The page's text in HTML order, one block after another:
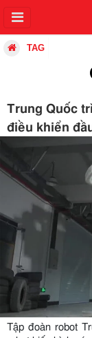
TAG
Trung Quốc
điều khiển
Tập đoàn robot